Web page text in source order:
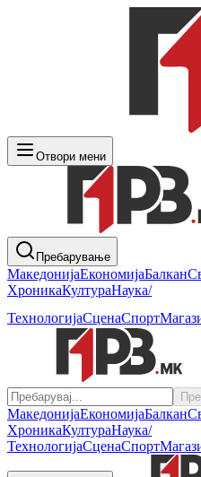
Отвори мени
Пребарување
МакедонијаЕкономијаБалкан
ХроникаКултураНаука/
ТехнологијаСценаСпорт
МакедонијаЕкономијаБалкан
ХроникаКултураНаука/
ТехнологијаСценаСпорт